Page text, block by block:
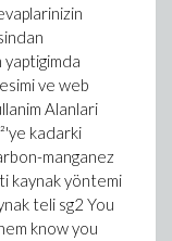
ve web
Alanlari
kadarki
manganez
kaynak yöntemi
teli sg2 You
know you